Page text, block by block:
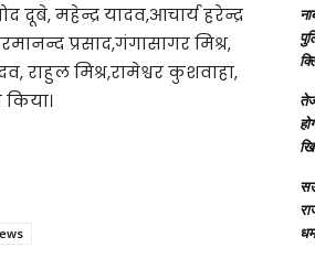
महेन्द्र यादव,आचार्य हरेन्द्र
प्रसाद,गंगासागर मिश्र,
राहुल मिश्र,रामेश्वर कुशवाहा,